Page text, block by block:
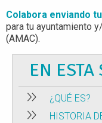
Colabora enviando
para tu ayuntamiento
(AMAC).
EN
¿QUÉ ES?
HISTORIA